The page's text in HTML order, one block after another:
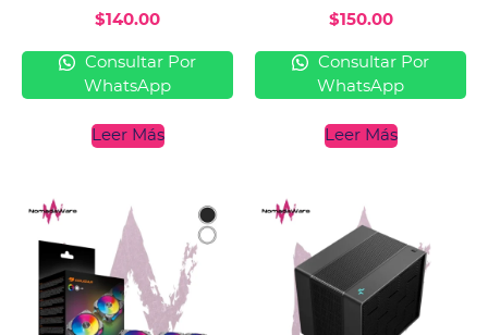
$140.00
Consultar Por
WhatsApp
Leer Más
$150.00
Consultar Por
WhatsApp
Leer Más